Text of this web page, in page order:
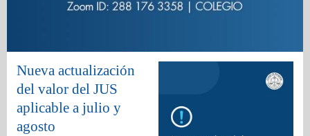
Nueva actualización
del valor del JUS
aplicable a julio y
agosto